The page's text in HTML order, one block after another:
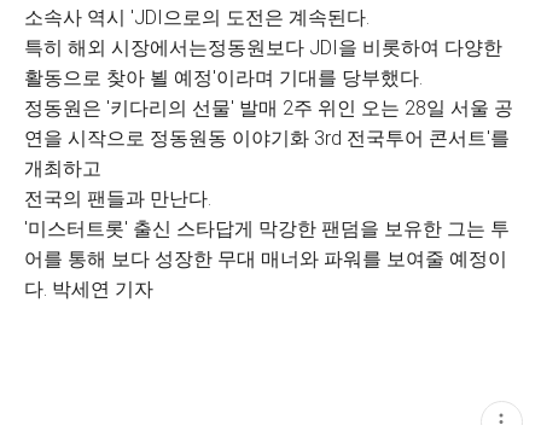
소속사 역시 'JDI으로의 도전은 계속된다.
특히 해외 시장에서는정동원보다 JDI을 비롯하여 다양한
활동으로 찾아 뵐 예정'이라며 기대를 당부했다.
정동원은 '키다리의 선물' 발매 2주 위인 오는 28일 서울 공
연을 시작으로 정동원동 이야기화 3rd 전국투어 콘서트'를
개최하고
전국의 팬들과 만난다.
'미스터트롯' 출신 스타답게 막강한 팬덤을 보유한 그는 투
어를 통해 보다 성장한 무대 매너와 파워를 보여줄 예정이
다. 박세연 기자